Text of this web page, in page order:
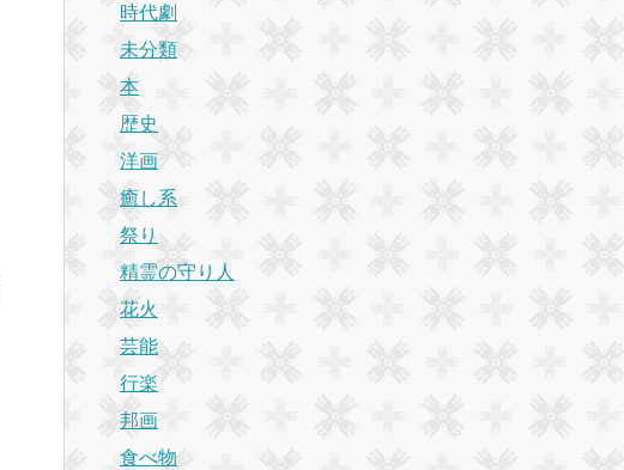
時代劇
未分類
本
歴史
洋画
癒し系
祭り
精霊の守り人
花火
芸能
行楽
邦画
食べ物